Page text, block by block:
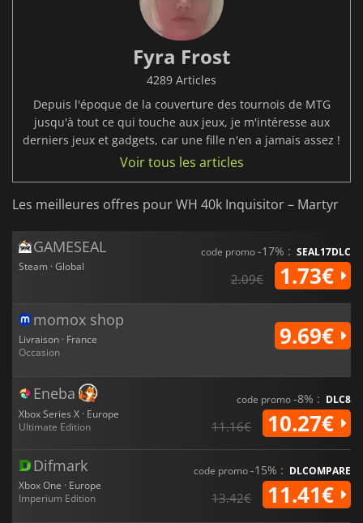
Fyra Frost
4289 Articles
Depuis l'époque de la couverture des tournois de MTG
jusqu'à tout ce qui touche aux jeux, je m'intéresse aux
derniers jeux et gadgets, car une fille n'en a jamais assez !
Voir tous les articles
Les meilleures offres pour WH 40k Inquisitor – Martyr
GAMESEAL
Steam · Global
code promo-17% : SEAL17DLC
2.09€ 1.73€
momox shop
Livraison · France
Occasion
9.69€
Eneba
Xbox Series X · Europe
Ultimate Edition
code promo-8% : DLC8
11.16€ 10.27€
Difmark
Xbox One · Europe
Imperium Edition
code promo-15% : DLCOMPARE
13.42€ 11.41€